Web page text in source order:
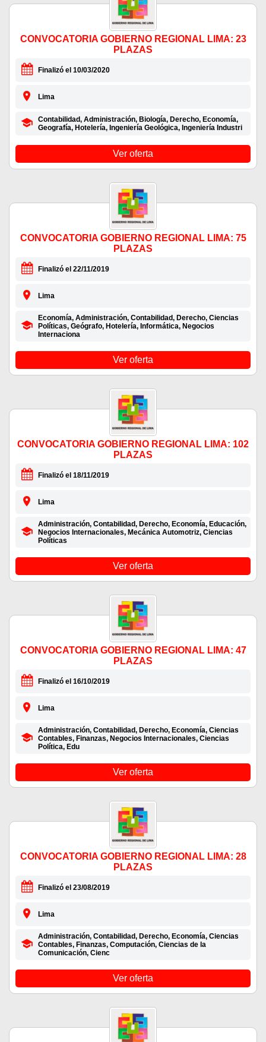
CONVOCATORIA GOBIERNO REGIONAL LIMA: 23
PLAZAS
Finalizó el 10/03/2020
Lima
Contabilidad, Administración, Biología, Derecho, Economía,
Geografía, Hotelería, Ingeniería Geológica, Ingeniería Industri
Ver oferta
CONVOCATORIA GOBIERNO REGIONAL LIMA: 75
PLAZAS
Finalizó el 22/11/2019
Lima
Economía, Administración, Contabilidad, Derecho, Ciencias
Políticas, Geógrafo, Hotelería, Informática, Negocios
Internaciona
Ver oferta
CONVOCATORIA GOBIERNO REGIONAL LIMA: 102
PLAZAS
Finalizó el 18/11/2019
Lima
Administración, Contabilidad, Derecho, Economía, Educación,
Negocios Internacionales, Mecánica Automotriz, Ciencias
Políticas
Ver oferta
CONVOCATORIA GOBIERNO REGIONAL LIMA: 47
PLAZAS
Finalizó el 16/10/2019
Lima
Administración, Contabilidad, Derecho, Economía, Ciencias
Contables, Finanzas, Negocios Internacionales, Ciencias
Política, Edu
Ver oferta
CONVOCATORIA GOBIERNO REGIONAL LIMA: 28
PLAZAS
Finalizó el 23/08/2019
Lima
Administración, Contabilidad, Derecho, Economía, Ciencias
Contables, Finanzas, Computación, Ciencias de la
Comunicación, Cienc
Ver oferta